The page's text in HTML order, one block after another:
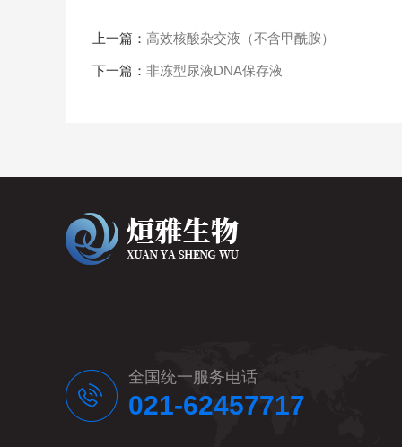
上一篇： 高效核酸杂交液（不含甲酰胺）
下一篇： 非冻型尿液DNA保存液
全国统一服务电话
021-62457717